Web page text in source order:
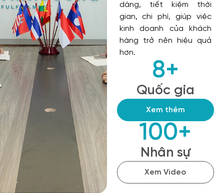
dàng, tiết kiệm thời
gian, chi phí, giúp việc
kinh doanh của khách
hàng trở nên hiệu quả
hơn.
Quốc gia
8+
Xem thêm
Nhân sự
100+
Xem Video